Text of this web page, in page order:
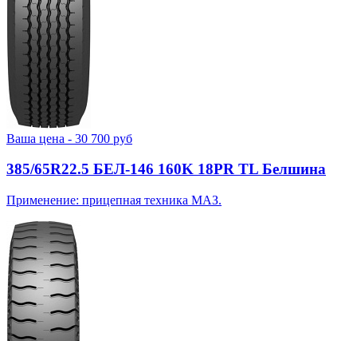
Ваша цена - 30 700 руб
385/65R22.5 БЕЛ-146 160K 18PR TL Белшина
Применение: прицепная техника МАЗ.